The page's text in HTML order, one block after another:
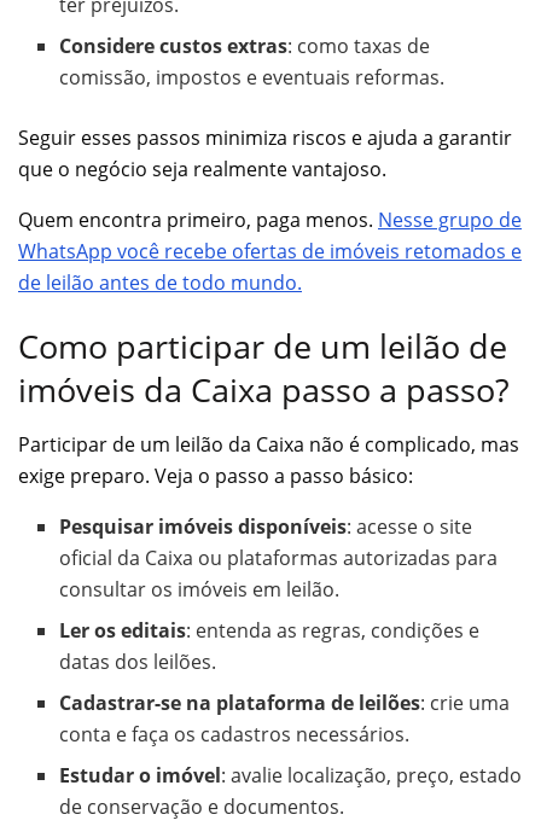
Considere custos extras: como taxas de
comissão, impostos e eventuais reformas.
Seguir esses passos minimiza riscos e ajuda a garantir
que o negócio seja realmente vantajoso.
Quem encontra primeiro, paga menos. Nesse grupo de
WhatsApp você recebe ofertas de imóveis retomados e
de leilão antes de todo mundo.
Como participar de um leilão de
imóveis da Caixa passo a passo?
Participar de um leilão da Caixa não é complicado, mas
exige preparo. Veja o passo a passo básico:
Pesquisar imóveis disponíveis: acesse o site
oficial da Caixa ou plataformas autorizadas para
consultar os imóveis em leilão.
Ler os editais: entenda as regras, condições e
datas dos leilões.
Cadastrar-se na plataforma de leilões: crie uma
conta e faça os cadastros necessários.
Estudar o imóvel: avalie localização, preço, estado
de conservação e documentos.